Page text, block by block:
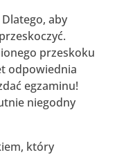
aby
przeskoku
odpowiednia
egzaminu!
niegodny
który